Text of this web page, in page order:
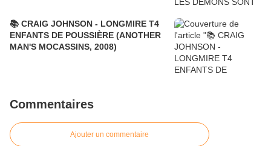
📚 CRAIG JOHNSON - LONGMIRE T4
ENFANTS DE POUSSIÈRE (ANOTHER
MAN'S MOCASSINS, 2008)
Commentaires
Ajouter un commentaire